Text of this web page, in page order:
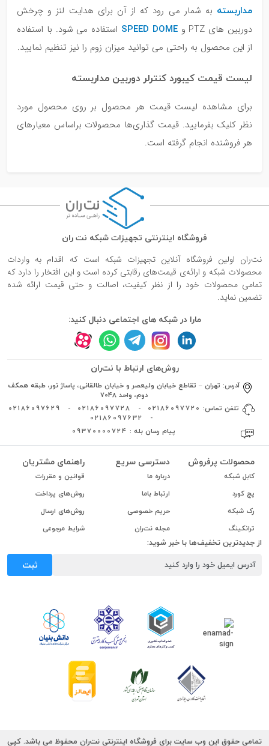
مداربسته به شمار می رود که از آن برای هدایت لنز و چرخش
دوربین های PTZ و
SPEED DOME استفاده می شود. با استفاده
از این محصول به راحتی می توانید میزان زوم را نیز تنظیم نمایید.
لیست قیمت کیبورد کنترلر دوربین مداربسته
برای مشاهده لیست قیمت هر محصول بر روی محصول مورد
نظر کلیک بفرمایید. قیمت گذاری‌ها محصولات براساس معیارهای
هر فروشنده انجام گرفته است.
فروشگاه اینترنتی تجهیزات شبکه نت ران
نت‌ران اولین فروشگاه آنلاین تجهیزات شبکه است که اقدام به واردات
محصولات شبکه و ارائه‌ی قیمت‌های رقابتی کرده است و این افتخار را دارد که
تمامی محصولات خود را از نظر کیفیت، اصالت و حتی قیمت ارائه شده
تضمین نماید.
مارا در شبکه های اجتماعی دنبال کنید:
روش‌های ارتباط با نت‌ران
آدرس: تهران – تقاطع خیابان ولیعصر و خیابان طالقانی، پاساژ نور، طبقه همکف
دوم، واحد 7048
تلفن تماس: 02186097720
-
02186097728
-
02186097629
-
02186097632
پیام رسان بله : 09370000724
محصولات پرفروش
کابل شبکه
پچ کورد
رک شبکه
ترانکینگ
دسترسی سریع
درباره ما
ارتباط باما
حریم خصوصی
مجله نت‌ران
راهنمای مشتریان
قوانین و مقررات
روش‌های پرداخت
روش‌های ارسال
شرایط مرجوعی
از جدیدترین تخفیف‌ها با خبر شوید:
ثبت
تمامی حقوق این وب سایت برای فروشگاه اینترنتی نت‌ران محفوظ می باشد. کپی